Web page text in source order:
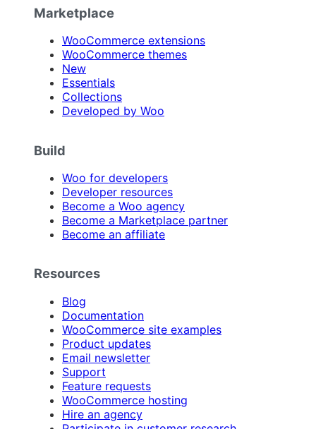
Marketplace
WooCommerce extensions
WooCommerce themes
New
Essentials
Collections
Developed by Woo
Build
Woo for developers
Developer resources
Become a Woo agency
Become a Marketplace partner
Become an affiliate
Resources
Blog
Documentation
WooCommerce site examples
Product updates
Email newsletter
Support
Feature requests
WooCommerce hosting
Hire an agency